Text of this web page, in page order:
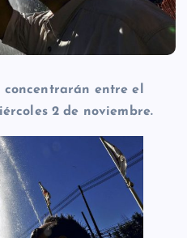
concentrarán entre el
2 de noviembre.